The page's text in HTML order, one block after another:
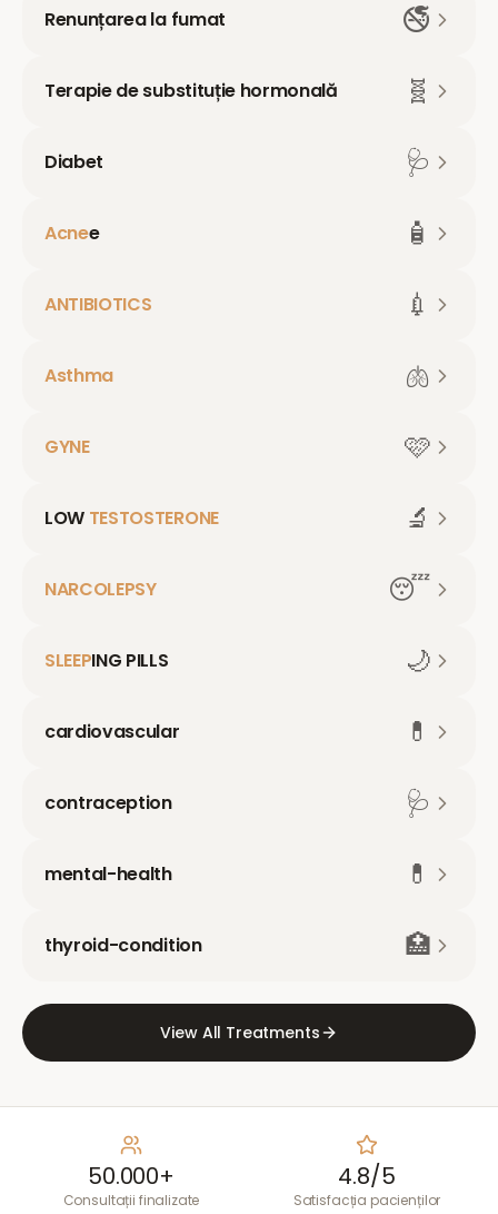
Renunțarea la fumat 🚭
Terapie de substituție hormonală 🧬
Diabet 🩺
Acnee 🧴
ANTIBIOTICS 💉
Asthma 🫁
GYNE 🩷
LOW TESTOSTERONE 🔬
NARCOLEPSY 😴
SLEEPING PILLS 🌙
cardiovascular 💊
contraception 🩺
mental-health 💊
thyroid-condition 🏥
View All Treatments
50.000+
Consultații finalizate
4.8/5
Satisfacția pacienților